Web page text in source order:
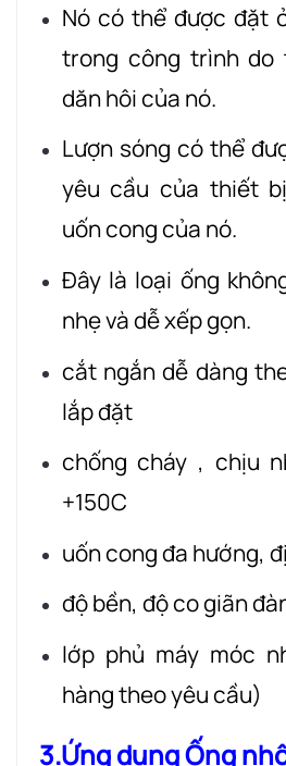
Nó có thể được đặt
trong công trình do
dăn hôi của nó.
Lượn sóng có thể
yêu cầu của thiết
uốn cong của nó.
Đây là loại ống
nhẹ và dễ xếp gọn.
cắt ngắn dễ dàng
lắp đặt
chống cháy , chịu
+150C
uốn cong đa hướng,
độ bền, độ co giãn
lớp phủ máy móc
hàng theo yêu cầu)
3.Ứng dụng Ống